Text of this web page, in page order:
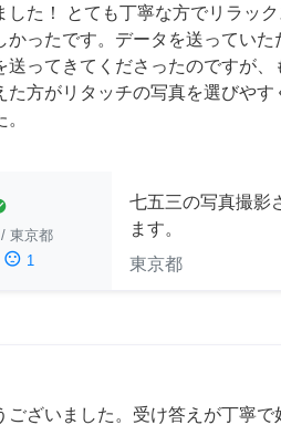
した！ とても丁寧な方でリラッ
かったです。データを送っていた
送ってきてくださったのですが、
た方がリタッチの写真を選びやす
/ 東京都
sentiment_dissatisfied 1
七五三の写真撮影
ます。
東京都
ございました。受け答えが丁寧で